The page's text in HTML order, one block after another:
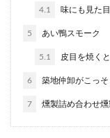
4.1 味にも見た
5 あい鴨スモーク
5.1 皮目を焼く
6 築地仲卸がこっ
7 燻製詰め合わせ